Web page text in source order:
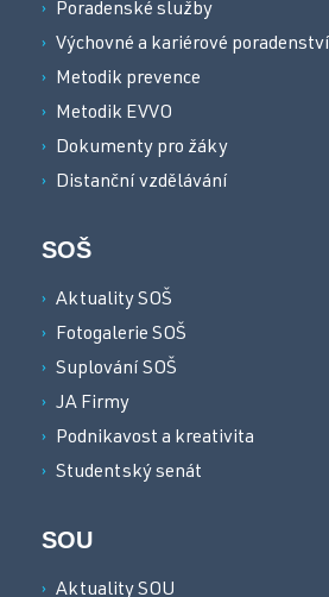
Poradenské služby
Výchovné a kariérové poradenství
Metodik prevence
Metodik EVVO
Dokumenty pro žáky
Distanční vzdělávání
SOŠ
Aktuality SOŠ
Fotogalerie SOŠ
Suplování SOŠ
JA Firmy
Podnikavost a kreativita
Studentský senát
SOU
Aktuality SOU